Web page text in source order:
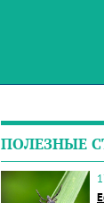
ПОЛЕЗНЫЕ